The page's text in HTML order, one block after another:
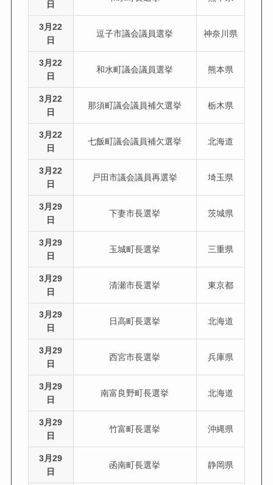
日
3月22
日
逗子市議会議員選挙 神奈川県
3月22
日
和水町議会議員選挙 熊本県
3月22
日
那須町議会議員補欠選挙 栃木県
3月22
日
七飯町議会議員補欠選挙 北海道
3月22
日
戸田市議会議員再選挙 埼玉県
3月29
日
下妻市長選挙 茨城県
3月29
日
玉城町長選挙 三重県
3月29
日
清瀬市長選挙 東京都
3月29
日
日高町長選挙 北海道
3月29
日
西宮市長選挙 兵庫県
3月29
日
南富良野町長選挙 北海道
3月29
日
竹富町長選挙 沖縄県
3月29
日
函南町長選挙 静岡県